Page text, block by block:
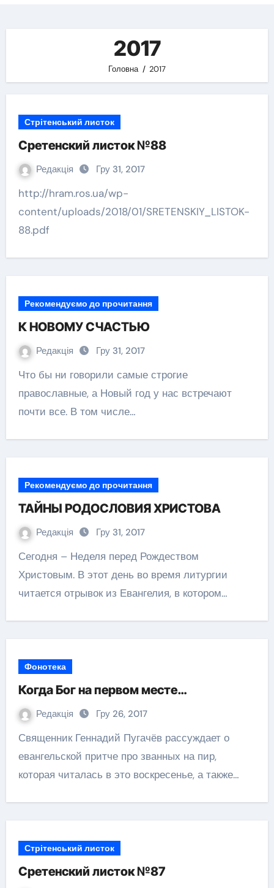
2017
Головна 2017
Стрітенський листок
Сретенский листок №88
Редакція Гру 31, 2017
http://hram.ros.ua/wp-
content/uploads/2018/01/SRETENSKIY_LISTOK-
88.pdf
Рекомендуємо до прочитання
К НОВОМУ СЧАСТЬЮ
Редакція Гру 31, 2017
Что бы ни говорили самые строгие
православные, а Новый год у нас встречают
почти все. В том числе…
Рекомендуємо до прочитання
ТАЙНЫ РОДОСЛОВИЯ ХРИСТОВА
Редакція Гру 31, 2017
Сегодня – Неделя перед Рождеством
Христовым. В этот день во время литургии
читается отрывок из Евангелия, в котором…
Фонотека
Когда Бог на первом месте…
Редакція Гру 26, 2017
Священник Геннадий Пугачёв рассуждает о
евангельской притче про званных на пир,
которая читалась в это воскресенье, а также…
Стрітенський листок
Сретенский листок №87